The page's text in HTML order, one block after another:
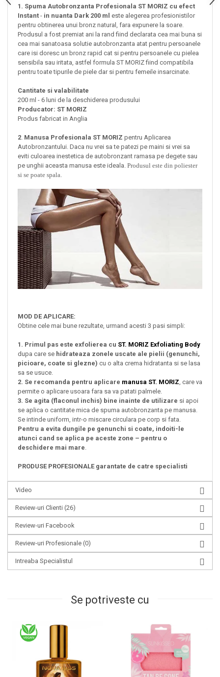
1. Spuma Autobronzanta Profesionala ST MORIZ cu efect
Instant - in nuanta Dark 200 ml este alegerea profesionistilor
pentru obtinerea unui bronz natural, fara expunere la soare.
Produsul a fost premiat ani la rand fiind declarata cea mai buna si
cea mai sanatoasa solutie autobronzanta atat pentru persoanele
care isi doresc un bronz rapid cat si pentru persoanele cu pielea
sensibila sau iritata, astfel formula ST MORIZ fiind compatibila
pentru toate tipurile de piele dar si pentru femeile insarcinate.
Cantitate si valabilitate
200 ml - 6 luni de la deschiderea produsului
Producator: ST MORIZ
Produs fabricat in Anglia
2. Manusa Profesionala ST MORIZ pentru Aplicarea
Autobronzantului. Daca nu vrei sa te patezi pe maini si vrei sa
eviti culoarea inestetica de autobronzant ramasa pe degete sau
pe unghii aceasta manusa este ideala. Produsul este din poliester
si se poate spala.
MOD DE APLICARE:
Obtine cele mai bune rezultate, urmand acesti 3 pasi simpli:
1. Primul pas este exfolierea cu ST. MORIZ Exfoliating Body
dupa care se hidrateaza zonele uscate ale pielii (genunchi,
picioare, coate si glezne) cu o alta crema hidratanta si se lasa
sa se usuce.
2. Se recomanda pentru aplicare manusa ST. MORIZ , care va
permite o aplicare usoara fara sa va patati palmele.
3. Se agita (flaconul inchis) bine inainte de utilizare si apoi
se aplica o cantitate mica de spuma autobronzanta pe manusa.
Se intinde uniform, intr-o miscare circulara pe corp si fata.
Pentru a evita dungile pe genunchi si coate, indoiti-le
atunci cand se aplica pe aceste zone – pentru o
deschidere mai mare
PRODUSE PROFESIONALE garantate de catre specialisti
Video
Review-uri Clienti (26)
Review-uri Facebook
Review-uri Profesionale (0)
Intreaba Specialistul
Se potriveste cu